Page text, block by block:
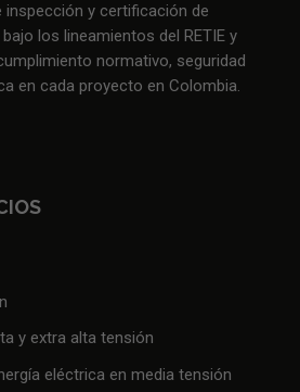
y certificación de
los lineamientos del RETIE y
normativo, seguridad
en cada proyecto en Colombia.
y extra alta tensión
eléctrica en media tensión